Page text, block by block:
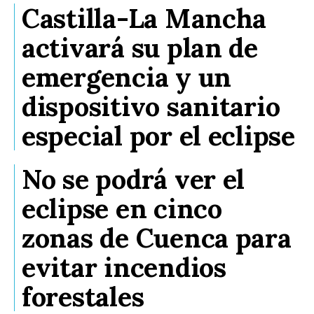
Castilla-La Mancha
activará su plan de
emergencia y un
dispositivo sanitario
especial por el eclipse
No se podrá ver el
eclipse en cinco
zonas de Cuenca para
evitar incendios
forestales